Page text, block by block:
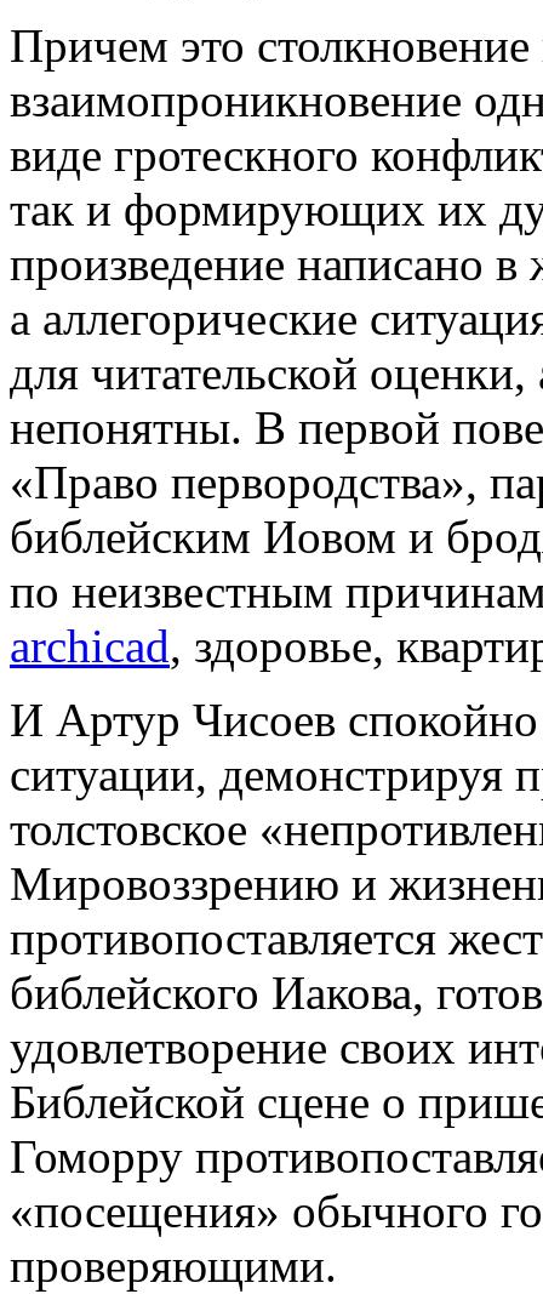
Причем это
взаимопроникновение
виде гротескного
так и формирующих их
произведение написано
а аллегорические
для читательской
непонятны. В первой
«Право первородства»,
библейским Иовом и
по неизвестным
archicad, здоровье,
И Артур Чисоев спокойно
ситуации, демонстрируя
толстовское
Мировоззрению и
противопоставляется
библейского Иакова,
удовлетворение своих
Библейской сцене о
Гоморру
«посещения» обычного
проверяющими.